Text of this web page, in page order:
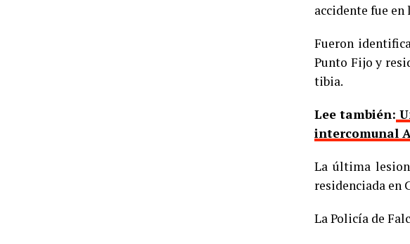
accidente fue en
Fueron
Punto Fijo y
tibia.
Lee también:
intercomunal
La última
residenciada en
La Policía de